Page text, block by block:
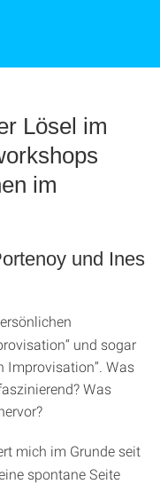
Lösel im
im
und Ines
und sogar
Improvisation“. Was
Was
mich im Grunde seit
spontane Seite